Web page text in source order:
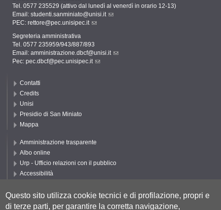
Tel. 0577 235529 (attivo dal lunedì al venerdì in orario 12-13)
Email: studenti.sanminiato@unisi.it
PEC: rettore@pec.unisipec.it
Segreteria amministrativa
Tel. 0577 235959/943/887/893
Email: amministrazione.dbcf@unisi.it
Pec: pec.dbcf@pec.unisipec.it
Contatti
Credits
Unisi
Presidio di San Miniato
Mappa
Amministrazione trasparente
Albo online
Urp - Ufficio relazioni con il pubblico
Accessibilità
Cookie settings
Questo sito utilizza cookie tecnici e di profilazione, propri e
di terze parti, per garantire la corretta navigazione,